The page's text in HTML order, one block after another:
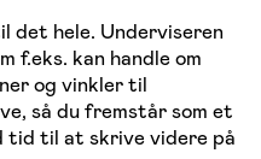
det hele. Underviseren
f.eks. kan handle om
og vinkler til
så du fremstår som et
tid til at skrive videre på